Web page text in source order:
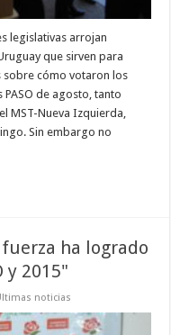
legislativas arrojan
que sirven para
sobre cómo votaron los
PASO de agosto, tanto
MST-Nueva Izquierda,
Sin embargo no
ha logrado
y 2015"
noticias